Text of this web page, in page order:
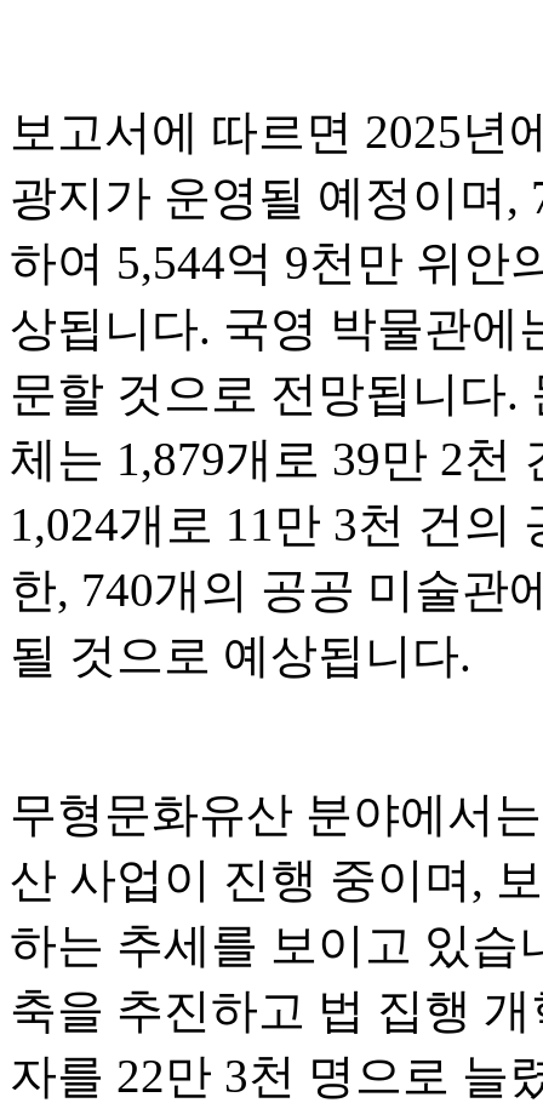
보고서에 따르면 2025년
광지가 운영될 예정이며,
하여 5,544억 9천만 위안
상됩니다. 국영 박물관에
문할 것으로 전망됩니다.
체는 1,879개로 39만 2천
1,024개로 11만 3천 건
한, 740개의 공공 미술관
될 것으로 예상됩니다.
무형문화유산 분야에서
산 사업이 진행 중이며,
하는 추세를 보이고 있습
축을 추진하고 법 집행
자를 22만 3천 명으로 늘